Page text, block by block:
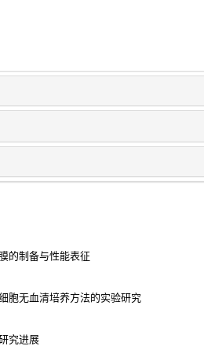
的制备与性能表征
胞无血清培养方法的实验研究
究进展